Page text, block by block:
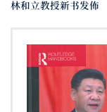
林和立教授新书发佈